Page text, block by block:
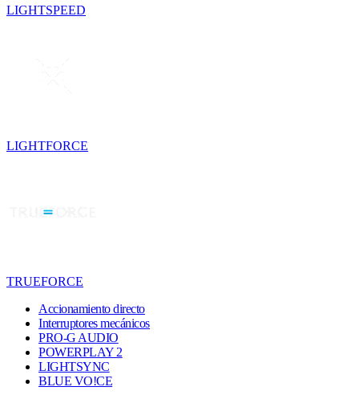
LIGHTSPEED
LIGHTFORCE
TRUEFORCE
Accionamiento directo
Interruptores mecánicos
PRO-G AUDIO
POWERPLAY 2
LIGHTSYNC
BLUE VO!CE